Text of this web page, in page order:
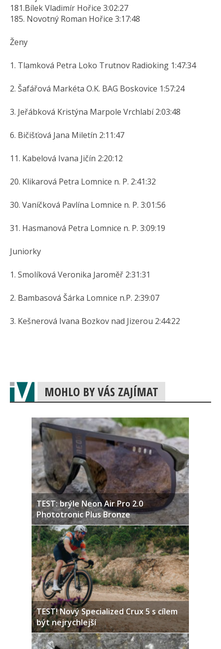
181.Bílek Vladimír Hořice 3:02:27
185. Novotný Roman Hořice 3:17:48
Ženy
1. Tlamková Petra Loko Trutnov Radioking 1:47:34
2. Šafářová Markéta O.K. BAG Boskovice 1:57:24
3. Jeřábková Kristýna Marpole Vrchlabí 2:03:48
6. Bičišťová Jana Miletín 2:11:47
11. Kabelová Ivana Jičín 2:20:12
20. Klikarová Petra Lomnice n. P. 2:41:32
30. Vaníčková Pavlína Lomnice n. P. 3:01:56
31. Hasmanová Petra Lomnice n. P. 3:09:19
Juniorky
1. Smolíková Veronika Jaroměř 2:31:31
2. Bambasová Šárka Lomnice n.P. 2:39:07
3. Kešnerová Ivana Bozkov nad Jizerou 2:44:22
MOHLO BY VÁS ZAJÍMAT
TEST: brýle Neon Air Pro 2.0
Phototronic Plus Bronze
TEST! Nový Specialized Crux 5 s cílem
být nejrychlejší